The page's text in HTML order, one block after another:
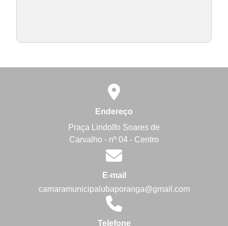
Endereço
Praça Lindolfo Soares de
Carvalho - nº 04 - Centro
E-mail
camaramunicipalubaporanga@gmail.com
Telefone